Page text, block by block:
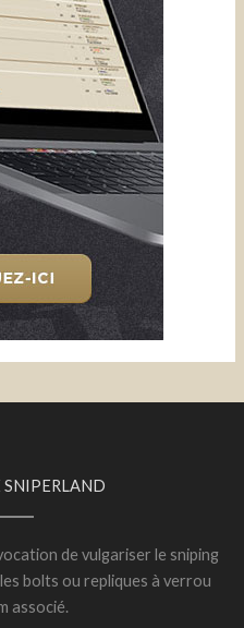
SNIPERLAND
de vulgariser le sniping
bolts ou repliques à verrou
associé.